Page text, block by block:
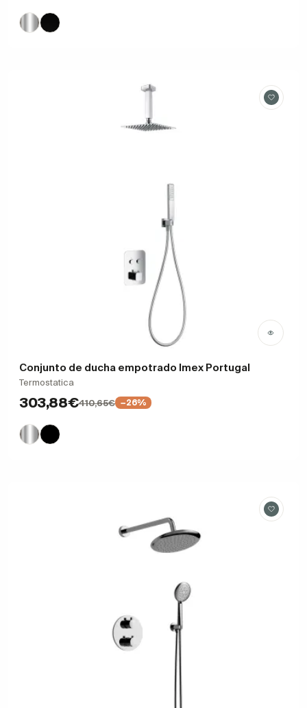
Conjunto de ducha empotrado Imex Portugal
Termostatica
303,88€410,65€ −26%